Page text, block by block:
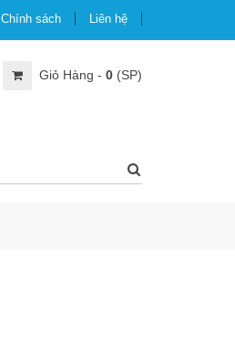
Chính sách Liên hệ
Giỏ Hàng - 0 (SP)